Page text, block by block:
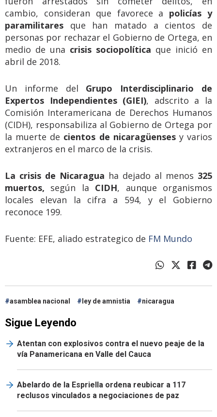
cambio, consideran que favorece a policías y
paramilitares que han matado a cientos de
personas por rechazar el Gobierno de Ortega, en
medio de una crisis sociopolítica que inició en
abril de 2018.
Un informe del Grupo Interdisciplinario de
Expertos Independientes (GIEI), adscrito a la
Comisión Interamericana de Derechos Humanos
(CIDH), responsabiliza al Gobierno de Ortega por
la muerte de cientos de nicaragüensesy varios
extranjeros en el marco de la crisis.
La crisis de Nicaragua ha dejado al menos 325
muertos, según la CIDH, aunque organismos
locales elevan la cifra a 594, y el Gobierno
reconoce 199.
Fuente: EFE, aliado estrategico de FM Mundo
asamblea nacional ley de amnistia nicaragua
Sigue Leyendo
Atentan con explosivos contra el nuevo peaje de la
vía Panamericana en Valle del Cauca
Abelardo de la Espriella ordena reubicar a 117
reclusos vinculados a negociaciones de paz